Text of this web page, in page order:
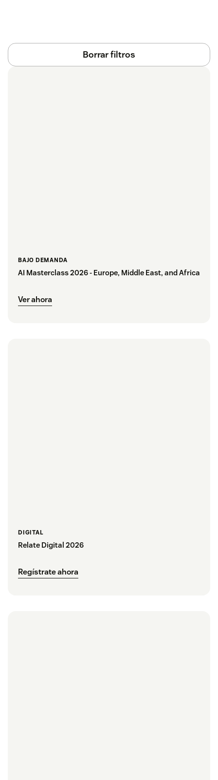
Borrar filtros
BAJO DEMANDA
AI Masterclass 2026 - Europe, Middle East, and Africa
Ver ahora
DIGITAL
Relate Digital 2026
Regístrate ahora